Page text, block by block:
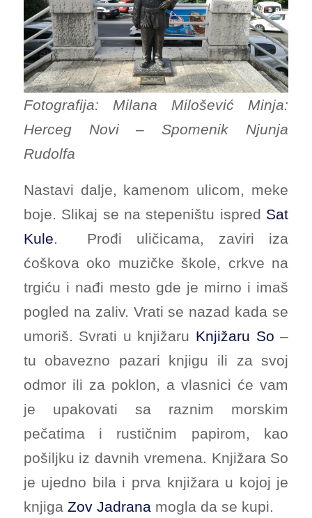
Fotografija: Milana Milošević Minja:
Herceg Novi – Spomenik Njunja
Rudolfa
Nastavi dalje, kamenom ulicom, meke
boje. Slikaj se na stepeništu ispred Sat
Kule. Prođi uličicama, zaviri iza
ćoškova oko muzičke škole, crkve na
trgiću i nađi mesto gde je mirno i imaš
pogled na zaliv. Vrati se nazad kada se
umoriš. Svrati u knjižaru Knjižaru So –
tu obavezno pazari knjigu ili za svoj
odmor ili za poklon, a vlasnici će vam
je upakovati sa raznim morskim
pečatima i rustičnim papirom, kao
pošiljku iz davnih vremena. Knjižara So
je ujedno bila i prva knjižara u kojoj je
knjiga Zov Jadranamogla da se kupi.